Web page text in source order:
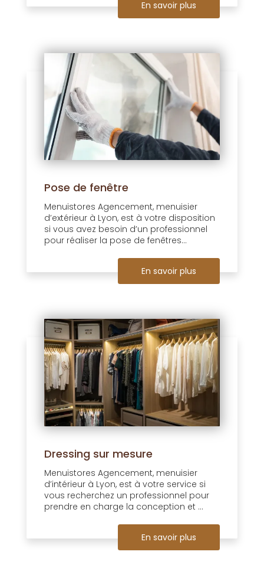
En savoir plus
Pose de fenêtre
Menuistores Agencement, menuisier
d’extérieur à Lyon, est à votre disposition
si vous avez besoin d’un professionnel
pour réaliser la pose de fenêtres...
En savoir plus
Dressing sur mesure
Menuistores Agencement, menuisier
d’intérieur à Lyon, est à votre service si
vous recherchez un professionnel pour
prendre en charge la conception et ...
En savoir plus